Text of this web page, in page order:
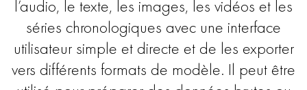
l’audio, le texte, les images, les vidéos et les
séries chronologiques avec une interface
utilisateur simple et directe et de les exporter
vers différents formats de modèle. Il peut être